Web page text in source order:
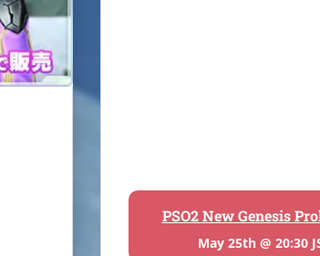
PSO2 New Genesis
May 25th @ 20:30